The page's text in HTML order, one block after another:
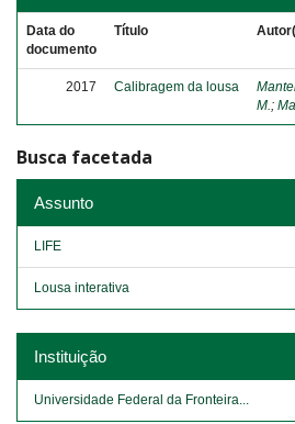
Data do
documento
Título
2017 Calibragem da lousa
M.;
Busca facetada
Assunto
LIFE
Lousa interativa
Instituição
Universidade Federal da Fronteira...